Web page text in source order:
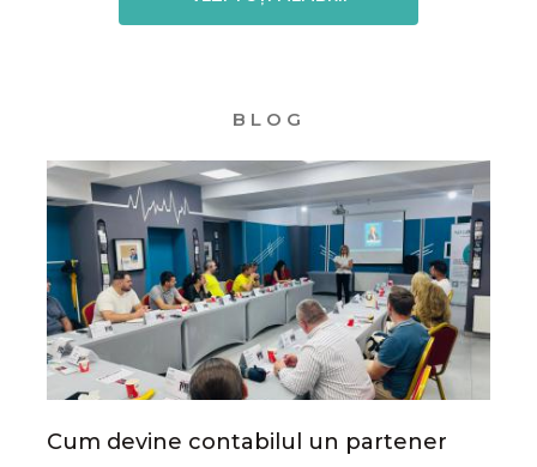
BLOG
Cum devine contabilul un partener